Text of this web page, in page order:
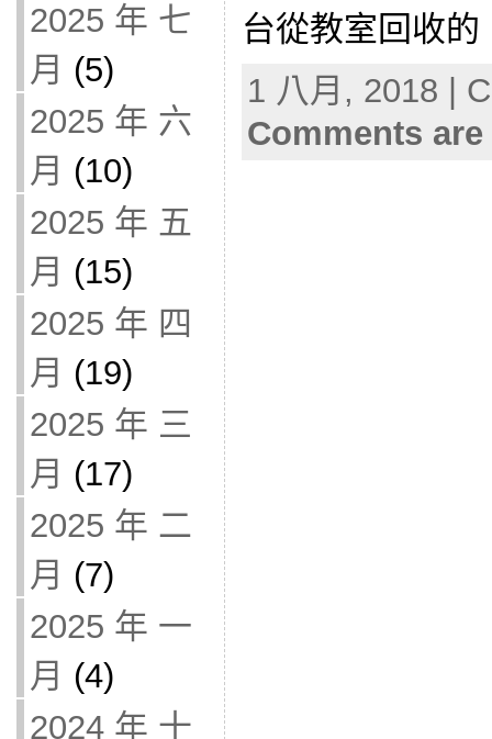
2025 年 七
月 (5)
2025 年 六
月 (10)
2025 年 五
月 (15)
2025 年 四
月 (19)
2025 年 三
月 (17)
2025 年 二
月 (7)
2025 年 一
月 (4)
2024 年 十
台從教室回收
1 八月, 2018 |
Comments